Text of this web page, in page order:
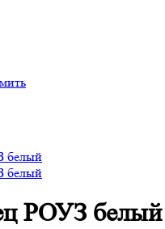
РОУЗ белый